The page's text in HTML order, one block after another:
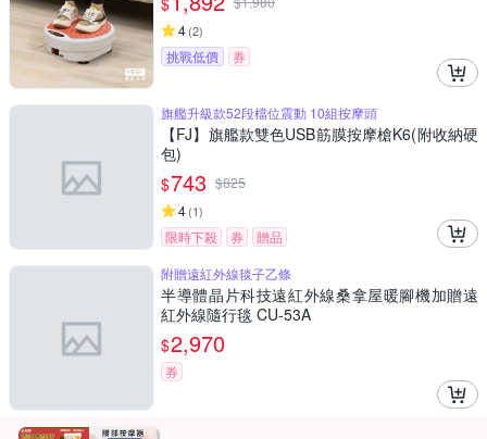
4(2)
挑戰低價 券
旗艦升級款52段檔位震動 10組按摩頭
【FJ】旗艦款雙色USB筋膜按摩槍K6(附收納硬
包)
$743 $825
4(1)
限時下殺 券
贈品
附贈遠紅外線毯子乙條
半導體晶片科技遠紅外線桑拿屋暖腳機加贈遠
紅外線隨行毯 CU-53A
$2,970
券